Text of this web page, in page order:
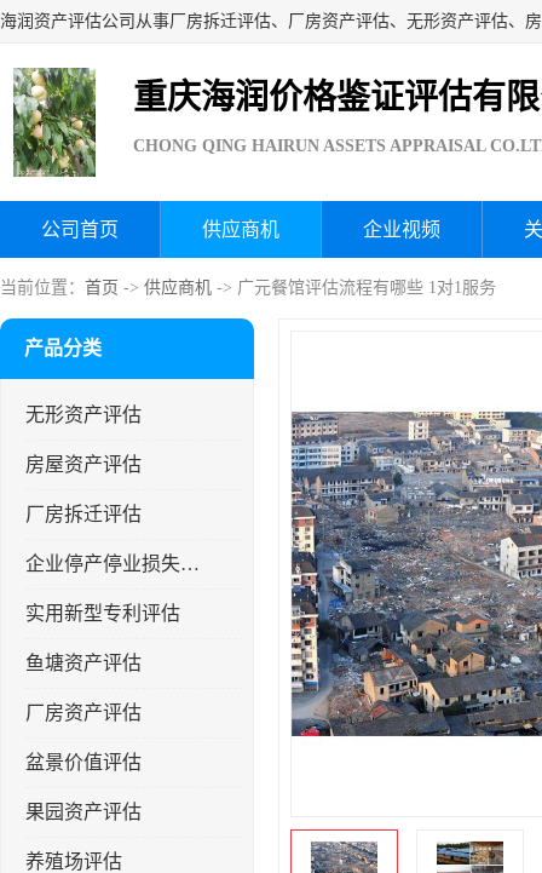
重庆海润价格鉴证评估有
CHONG QING HAIRUN ASSETS APPRAISAL
公司首页 供应商机 企业视频
当前位置： 首页 -> 供应商机 -> 广元餐馆评估流程有哪些 1对1服务
产品分类
无形资产评估
房屋资产评估
厂房拆迁评估
企业停产停业损失评估
实用新型专利评估
鱼塘资产评估
厂房资产评估
盆景价值评估
果园资产评估
养殖场评估